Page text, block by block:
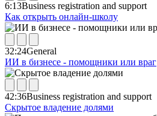
6:13Business registration and support
Как открыть онлайн-школу
32:24General
ИИ в бизнесе - помощники или враг
42:36Business registration and support
Скрытое владение долями